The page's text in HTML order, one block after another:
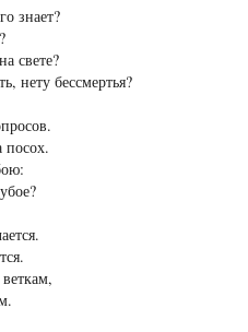
знает?
свете?
нету бессмертья?
посох.